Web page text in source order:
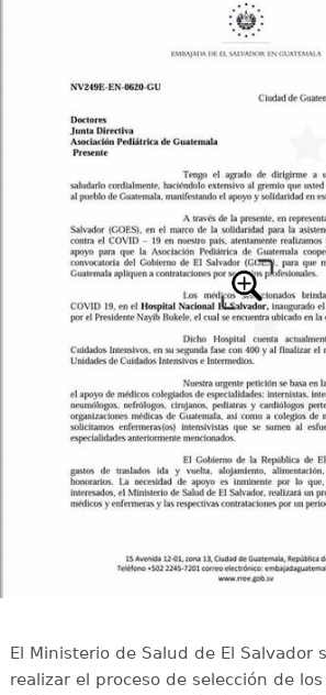
El Ministerio de Salud de El Salvador
realizar el proceso de selección de